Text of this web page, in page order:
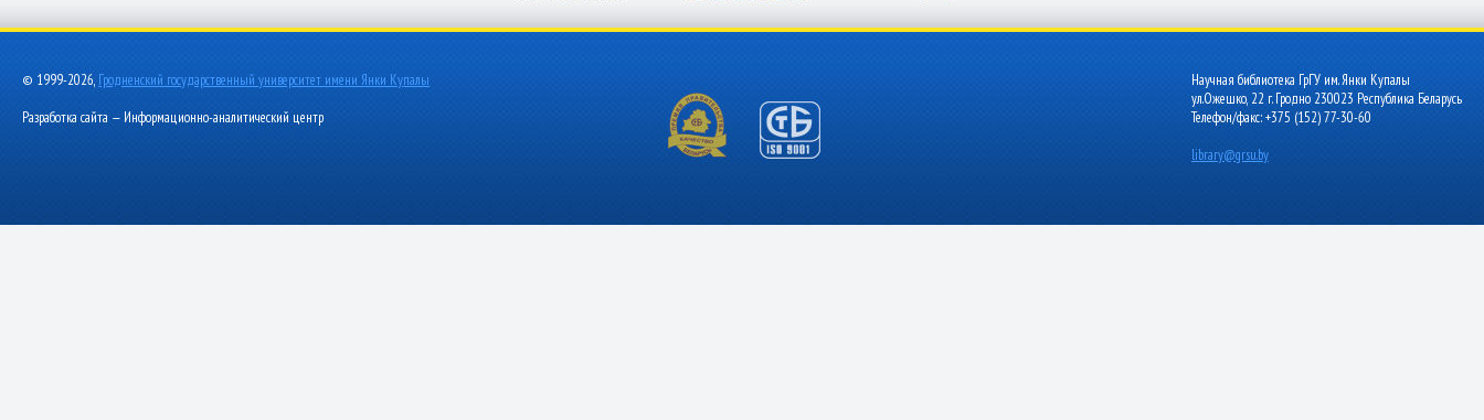
© 1999-2026, Гродненский государственный университет имени Янки Купалы
Разработка сайта — Информационно-аналитический центр
Научная библиотека ГрГУ им. Янки Купалы
ул.Ожешко, 22 г. Гродно 230023 Республика Беларусь
Телефон/факс: +375 (152) 77-30-60
library@grsu.by